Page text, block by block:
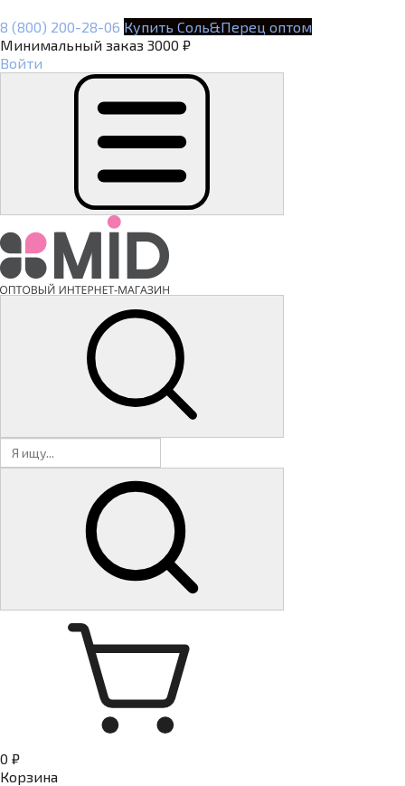
8 (800) 200-28-06 Купить Соль&Перец оптом
Минимальный заказ 3000 ₽
Войти
0 ₽
Корзина